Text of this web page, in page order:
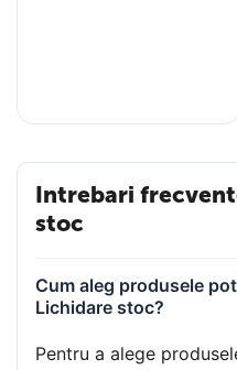
Intrebari
stoc
Cum aleg produsele
Lichidare stoc?
Pentru a alege